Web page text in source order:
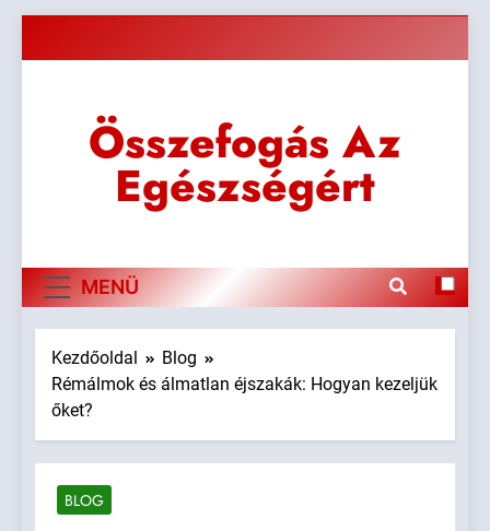
Összefogás Az
Egészségért
MENÜ
Kezdőoldal
Blog
Rémálmok és álmatlan éjszakák: Hogyan kezeljük
őket?
BLOG